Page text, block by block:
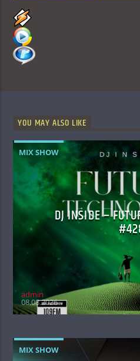
YOU MAY ALSO LIKE
MIX SHOW
DJ INSIDE –
admin
08.08.2026
MIX SHOW